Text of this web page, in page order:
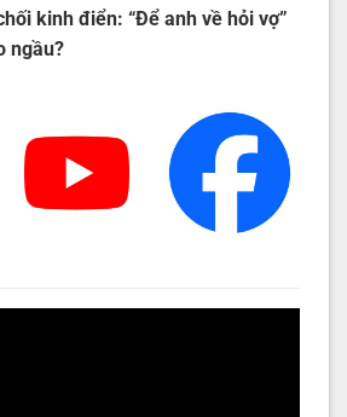
kinh điển: “Để anh về hỏi vợ”
ngầu?